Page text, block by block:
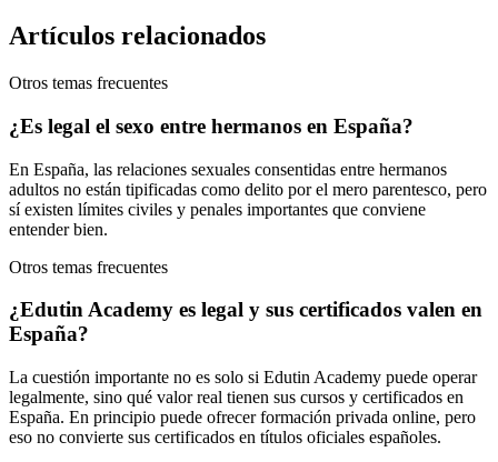
Artículos relacionados
Otros temas frecuentes
¿Es legal el sexo entre hermanos en España?
En España, las relaciones sexuales consentidas entre hermanos
adultos no están tipificadas como delito por el mero parentesco, pero
sí existen límites civiles y penales importantes que conviene
entender bien.
Otros temas frecuentes
¿Edutin Academy es legal y sus certificados valen en
España?
La cuestión importante no es solo si Edutin Academy puede operar
legalmente, sino qué valor real tienen sus cursos y certificados en
España. En principio puede ofrecer formación privada online, pero
eso no convierte sus certificados en títulos oficiales españoles.